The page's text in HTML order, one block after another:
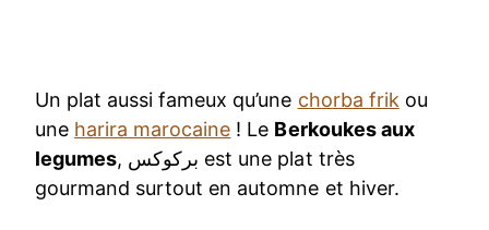
Un plat aussi fameux qu’une chorba frik ou
une harira marocaine ! Le Berkoukes aux
legumes, بركوكس est une plat très
gourmand surtout en automne et hiver.